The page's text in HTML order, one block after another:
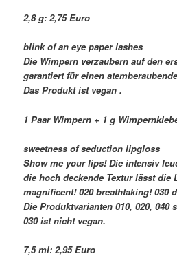
2,8 g: 2,75 Euro
blink of an eye paper lashes
Die Wimpern verzaubern auf den
garantiert für einen
Das Produkt ist vegan .
1 Paar Wimpern + 1 g
sweetness of seduction lipgloss
Show me your lips! Die intensiv
die hoch deckende Textur lässt die
magnificent! 020 breathtaking! 030
Die Produktvarianten 010, 020, 040
030 ist nicht vegan.
7,5 ml: 2,95 Euro